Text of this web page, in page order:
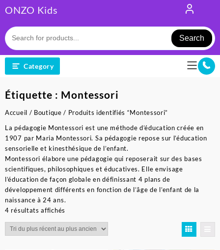
to
content
ONZO Kids
Search
Category
Étiquette : Montessori
Accueil / Boutique / Produits identifiés “Montessori”
La pédagogie Montessori est une méthode d’éducation créée en
1907 par Maria Montessori. Sa pédagogie repose sur l’éducation
sensorielle et kinesthésique de l’enfant.
Montessori élabore une pédagogie qui reposerait sur des bases
scientifiques, philosophiques et éducatives. Elle envisage
l’éducation de façon globale en définissant 4 plans de
développement différents en fonction de l’âge de l’enfant de la
naissance à 24 ans.
4 résultats affichés
plus